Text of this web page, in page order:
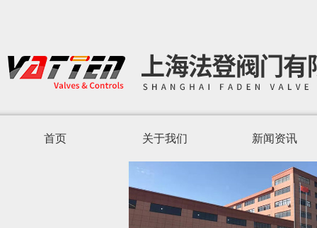
首页 关于我们 新闻资讯